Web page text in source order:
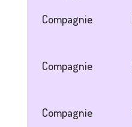
Compagnie
Compagnie
Compagnie